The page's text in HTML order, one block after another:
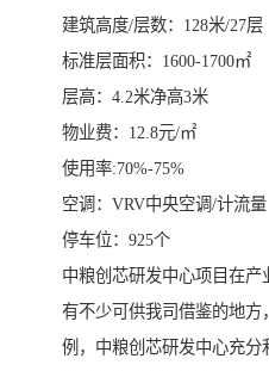
建筑高度/层数：128米/27层
标准层面积：1600-1700㎡
层高：4.2米净高3米
物业费：12.8元/㎡
使用率:70%-75%
空调：VRV中央空调/计流量
停车位：925个
中粮创芯研发中心项目在产
有不少可供我司借鉴的地
例，中粮创芯研发中心充分